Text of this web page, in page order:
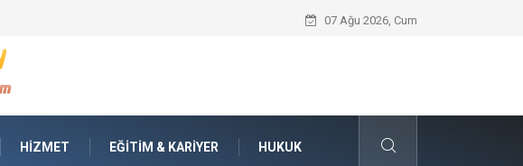
İnternetten Kıyafet Alırken Beden
07 Ağu 2026, Cum
HIZMET EĞITIM & KARIYER HUKUK